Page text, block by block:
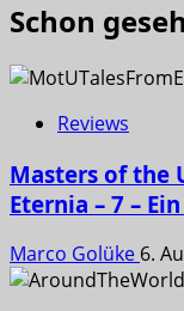
Schon
Reviews
Masters of the
Eternia – 7 –
Marco Golüke 6.